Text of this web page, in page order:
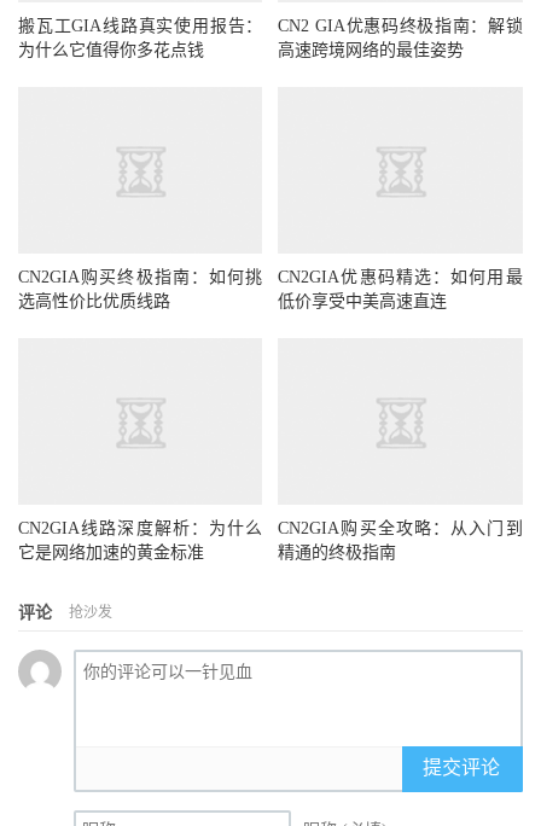
搬瓦工GIA线路真实使用报告：
为什么它值得你多花点钱
CN2 GIA优惠码终极指南：解锁
高速跨境网络的最佳姿势
CN2GIA购买终极指南：如何挑
选高性价比优质线路
CN2GIA优惠码精选：如何用最
低价享受中美高速直连
CN2GIA线路深度解析：为什么
它是网络加速的黄金标准
CN2GIA购买全攻略：从入门到
精通的终极指南
评论 抢沙发
提交评论